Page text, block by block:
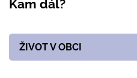
Kam dál?
ŽIVOT V OBCI